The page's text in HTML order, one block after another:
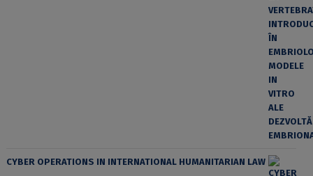
CYBER OPERATIONS IN INTERNATIONAL HUMANITARIAN LAW